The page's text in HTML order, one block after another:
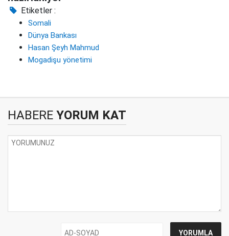
Etiketler :
Somali
Dünya Bankası
Hasan Şeyh Mahmud
Mogadişu yönetimi
HABERE YORUM KAT